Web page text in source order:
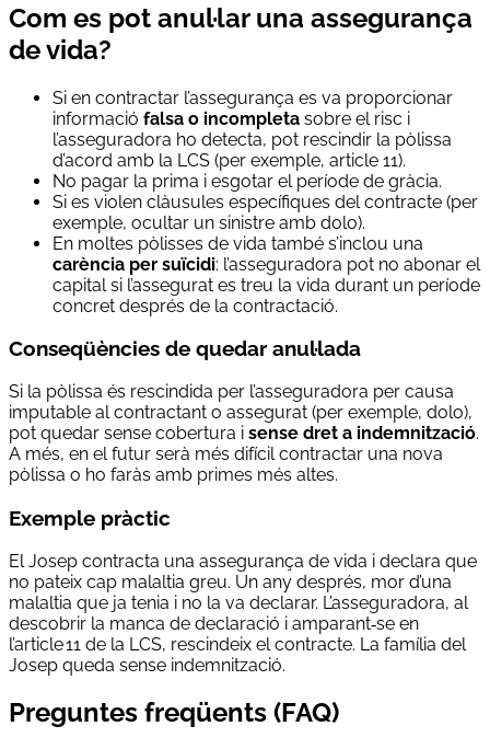
Com es pot anul·lar una assegurança
de vida?
Si en contractar l’assegurança es va proporcionar
informació falsa o incompleta sobre el risc i
l’asseguradora ho detecta, pot rescindir la pòlissa
d’acord amb la LCS (per exemple, article 11).
No pagar la prima i esgotar el període de gràcia.
Si es violen clàusules específiques del contracte (per
exemple, ocultar un sinistre amb dolo).
En moltes pòlisses de vida també s’inclou una
carència per suïcidi: l’asseguradora pot no abonar el
capital si l’assegurat es treu la vida durant un període
concret després de la contractació.
Conseqüències de quedar anul·lada
Si la pòlissa és rescindida per l’asseguradora per causa
imputable al contractant o assegurat (per exemple, dolo),
pot quedar sense cobertura i sense dret a indemnització.
A més, en el futur serà més difícil contractar una nova
pòlissa o ho faràs amb primes més altes.
Exemple pràctic
El Josep contracta una assegurança de vida i declara que
no pateix cap malaltia greu. Un any després, mor d’una
malaltia que ja tenia i no la va declarar. L’asseguradora, al
descobrir la manca de declaració i amparant‑se en
l’article 11 de la LCS, rescindeix el contracte. La família del
Josep queda sense indemnització.
Preguntes freqüents (FAQ)